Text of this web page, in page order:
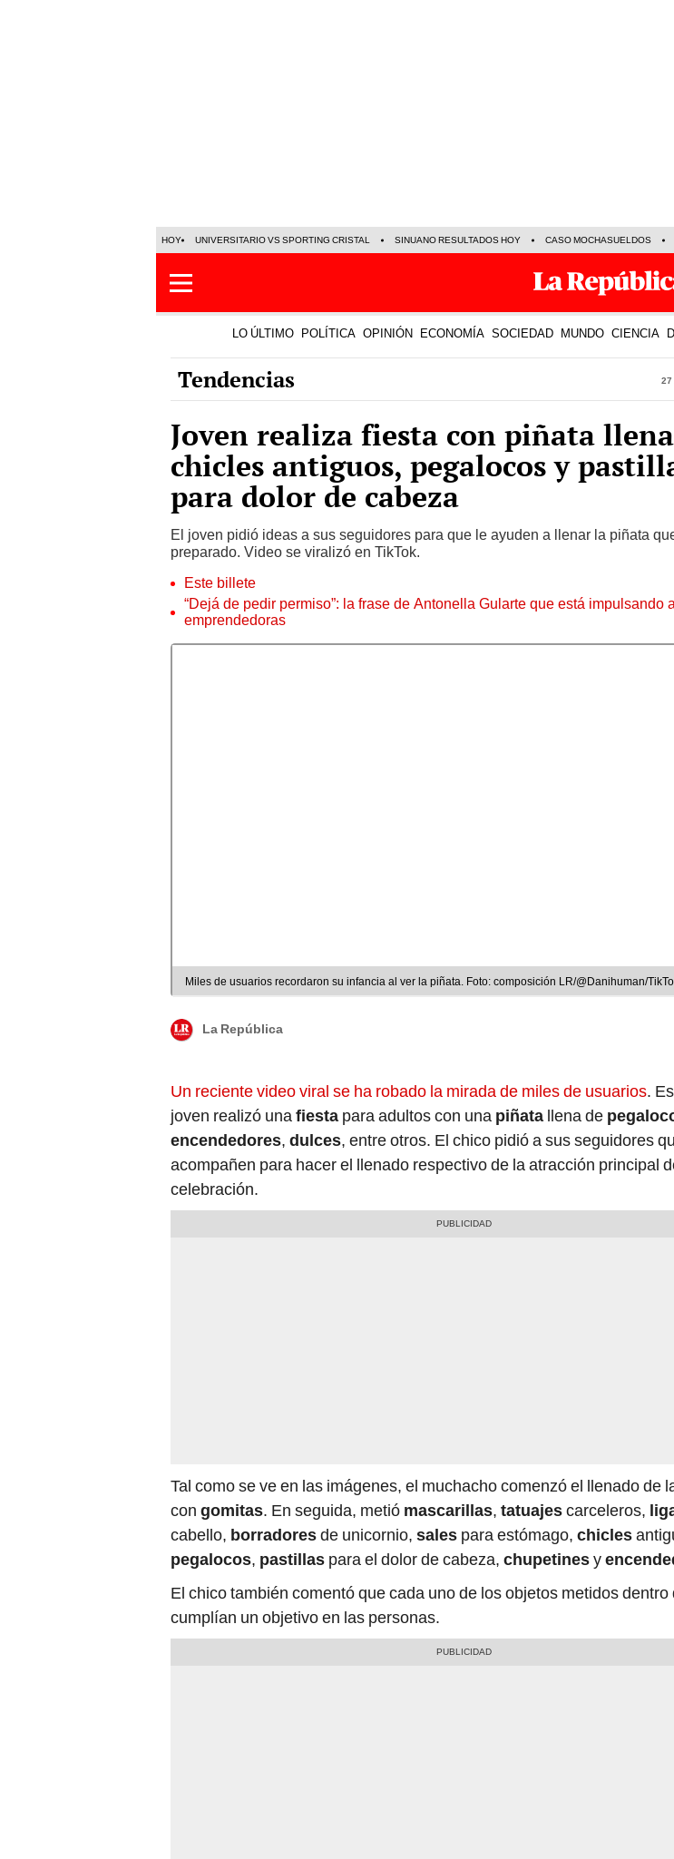
HOY UNIVERSITARIO VS SPORTING CRISTAL SINUANO RESULTADOS HOY CASO MOCHASUELDOS
LO ÚLTIMO POLÍTICA OPINIÓN ECONOMÍA SOCIEDAD MUNDO CIENCIA
Tendencias
Joven realiza fiesta con piñata
chicles antiguos, pegalocos y
para dolor de cabeza
El joven pidió ideas a sus seguidores para que le ayuden a llenar la piñata
preparado. Video se viralizó en TikTok.
Este billete
“Dejá de pedir permiso”: la frase de Antonella Gularte que está impulsando
emprendedoras
Miles de usuarios recordaron su infancia al ver la piñata. Foto: composición LR/@Danihuman/
La República
Un reciente video viral se ha robado la mirada de miles de usuarios.
joven realizó una fiesta para adultos con una piñata llena de
encendedores, dulces, entre otros. El chico pidió a sus seguidores
acompañen para hacer el llenado respectivo de la atracción principal
celebración.
Tal como se ve en las imágenes, el muchacho comenzó el llenado de
con gomitas. En seguida, metió mascarillas, tatuajescarceleros,
cabello, borradoresde unicornio, sales para estómago, chicles
pegalocos, pastillas para el dolor de cabeza, chupetinesy
El chico también comentó que cada uno de los objetos metidos dentro
cumplían un objetivo en las personas.